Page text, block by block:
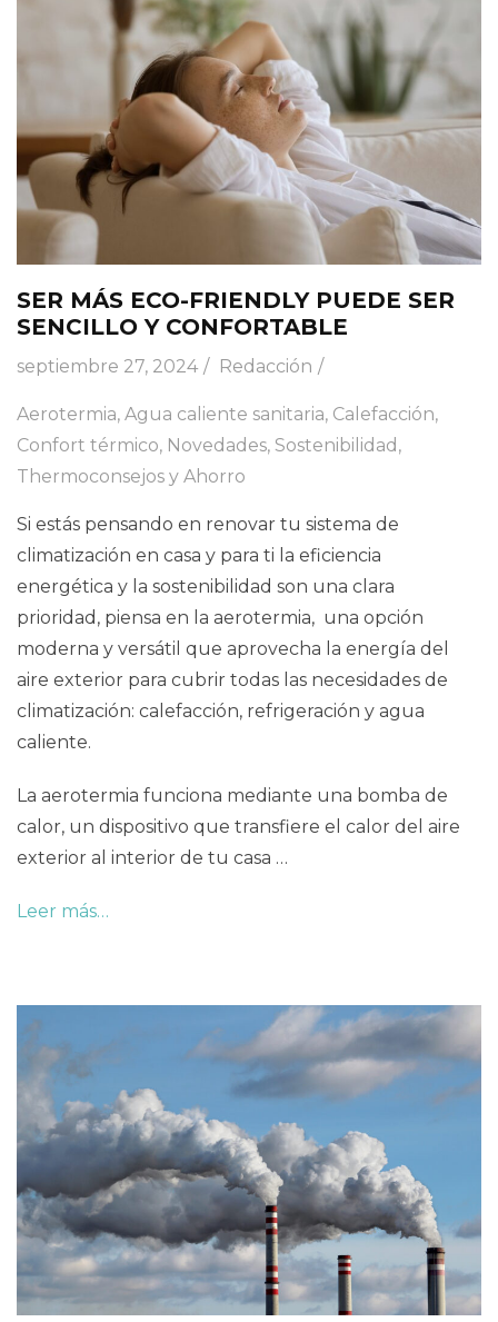
SER MÁS ECO-FRIENDLY PUEDE SER
SENCILLO Y CONFORTABLE
septiembre 27, 2024 Redacción
Aerotermia, Agua caliente sanitaria, Calefacción,
Confort térmico, Novedades, Sostenibilidad ,
Thermoconsejos y Ahorro
Si estás pensando en renovar tu sistema de
climatización en casa y para ti la eficiencia
energética y la sostenibilidad son una clara
prioridad, piensa en la aerotermia, una opción
moderna y versátil que aprovecha la energía del
aire exterior para cubrir todas las necesidades de
climatización: calefacción, refrigeración y agua
caliente.
La aerotermia funciona mediante una bomba de
calor, un dispositivo que transfiere el calor del aire
exterior al interior de tu casa …
Leer más…